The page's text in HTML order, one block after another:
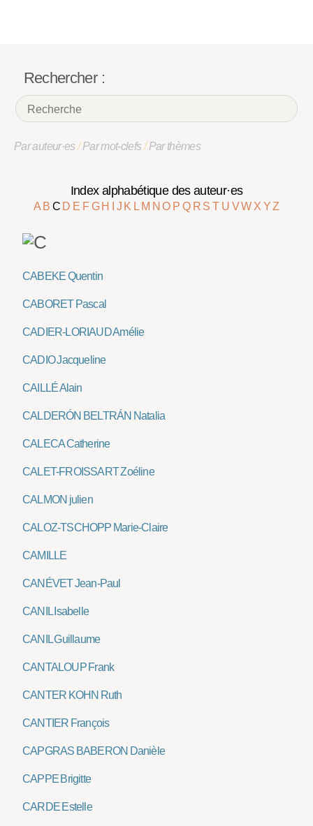
Rechercher :
Par auteur·es/Par mot-clefs/Par thèmes
Index alphabétique des auteur·es
A B C D E F G H J K L M NO P Q R ST U VW X YZ
CABEKE Quentin
CABORET Pascal
CADIER-LORIAUD Amélie
CADIO Jacqueline
CAILLÉ Alain
CALDERÓN BELTRÁN Natalia
CALECA Catherine
CALET-FROISSART Zoéline
CALMON julien
CALOZ-TSCHOPP Marie-Claire
CAMILLE
CANÉVET Jean-Paul
CANIL Isabelle
CANIL Guillaume
CANTALOUP Frank
CANTER KOHN Ruth
CANTIER François
CAPGRAS BABERON Danièle
CAPPE Brigitte
CARDE Estelle